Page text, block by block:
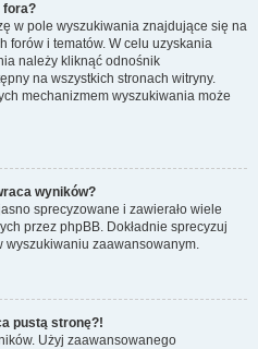
fora?
w pole wyszukiwania znajdujące się na
forów i tematów. W celu uzyskania
należy kliknąć odnośnik
na wszystkich stronach witryny.
mechanizmem wyszukiwania może
wyników?
sprecyzowane i zawierało wiele
przez phpBB. Dokładnie sprecyzuj
wyszukiwaniu zaawansowanym.
pustą stronę?!
Użyj zaawansowanego